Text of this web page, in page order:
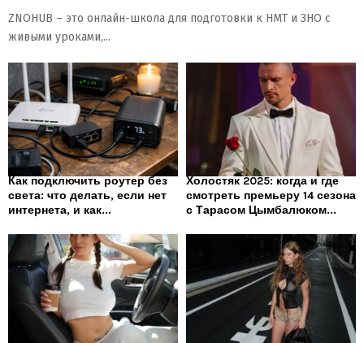
ZNOHUB – это онлайн-школа для подготовки к НМТ и ЗНО с
живыми уроками,...
Как подключить роутер без
света: что делать, если нет
интернета, и как...
Холостяк 2025: когда и где
смотреть премьеру 14 сезона
с Тарасом Цымбалюком...